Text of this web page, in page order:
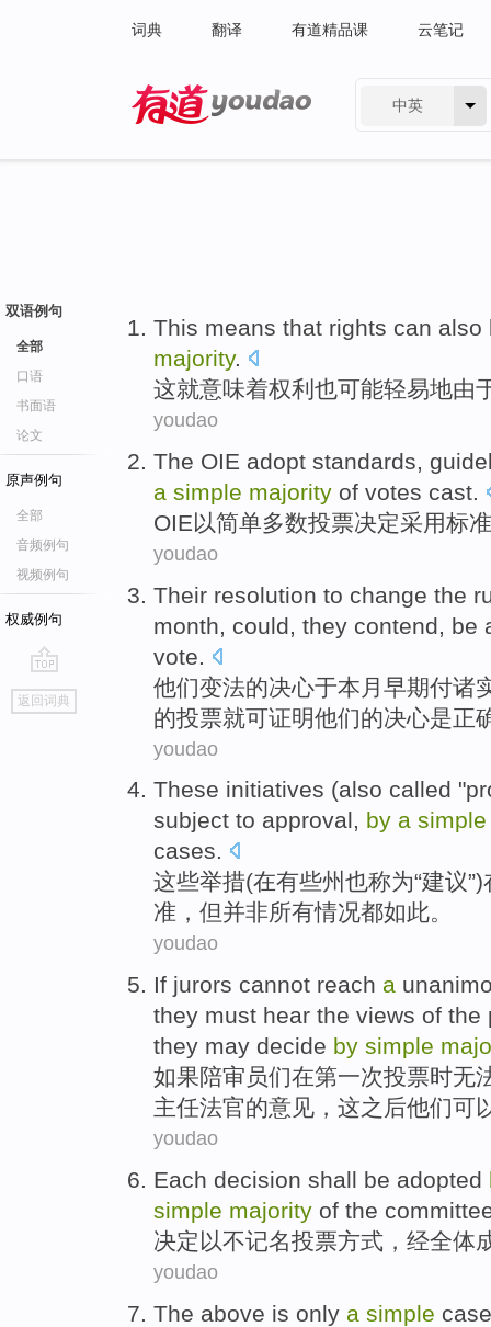
词典 翻译 有道精品课 云笔记
中英
双语例句
全部
口语
书面语
论文
原声例句
全部
音频例句
视频例句
权威例句
go
top
返回词典
This means that rights can also
majority.
这就意味着权利 也可能轻易地由
youdao
The OIE adopt standards,
a simple majority of votes cast.
OIE以简单多数投票决定采用标准
youdao
Their resolution to change the
month
could they contend, be
vote
他们变法的决心于本月 早期付诸
的投票就可证明他们的决心是正
youdao
These initiatives (also called "
subject to approval, by a simple
cases.
这些举措(在有些州也称为“建议”)
准 ， 但并非所有情况都如此。
youdao
If jurors cannot reach a
they must hear the views of the
they may decide by simple
如果陪审员们在第一次投票时无
主任法官的意见 ， 这之后他们可
youdao
Each decision shall be adopted
simple majority of the
决定 以不记名投票方式，经全体
youdao
The above is only a simple